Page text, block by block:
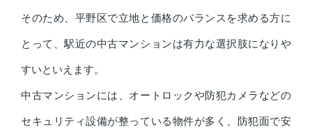
そのため、平野区で立地と価格のバランスを求める方に
とって、駅近の中古マンションは有力な選択肢になりや
すいといえます。
中古マンションには、オートロックや防犯カメラなどの
セキュリティ設備が整っている物件が多く、防犯面で安